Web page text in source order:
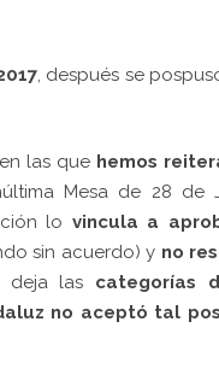
, después se
las que hemos
Mesa de 28 de
lo vincula a
sin acuerdo) y no
deja las categorías
no aceptó tal